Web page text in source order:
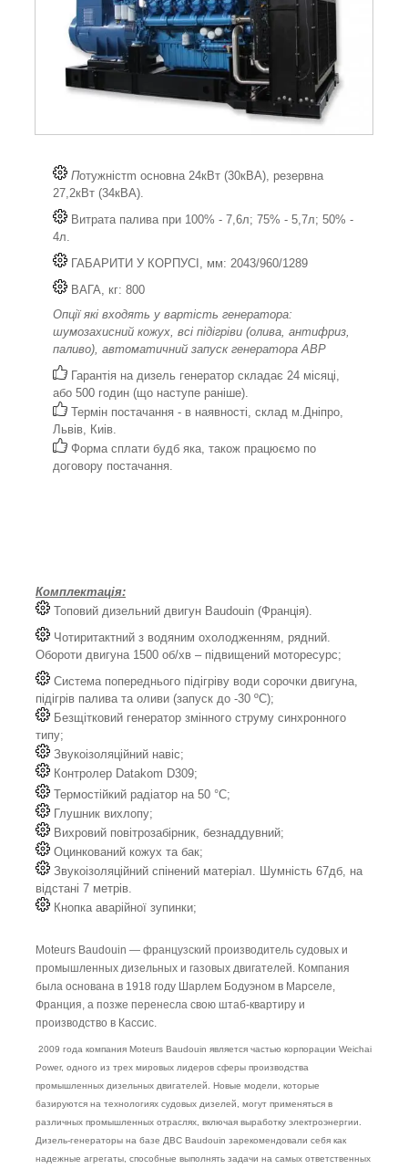
Потужністm основна 24кВт (30кВА), резервна
27,2кВт (34кВА).
Витрата палива при 100% - 7,6л; 75% - 5,7л; 50% -
4л.
ГАБАРИТИ У КОРПУСІ, мм: 2043/960/1289
ВАГА, кг: 800
Опції які входять у вартість генератора:
шумозахисний кожух, всі підігріви (олива, антифриз,
паливо), автоматичний запуск генератора АВР
Гарантія на дизель генератор складає 24 місяці,
або 500 годин (що наступе раніше).
Термін постачання - в наявності, склад м.Дніпро,
Львів, Киів.
Форма сплати будб яка, також працюємо по
договору постачання.
Комплектація:
Топовий дизельний двигун Baudouin (Франція).
Чотиритактний з водяним охолодженням, рядний.
Обороти двигуна 1500 об/хв – підвищений моторесурс;
Система попереднього підігріву води сорочки двигуна,
підігрів палива та оливи (запуск до -30 ºС);
Безщітковий генератор змінного струму синхронного
типу;
Звукоізоляційний навіс;
Контролер Datakom D309;
Термостійкий радіатор на 50 °C;
Глушник вихлопу;
Вихровий повітрозабірник, безнаддувний;
Оцинкований кожух та бак;
Звукоізоляційний спінений матеріал. Шумність 67дб, на
відстані 7 метрів.
Кнопка аварійної зупинки;
Moteurs Baudouin — французский производитель судовых и
промышленных дизельных и газовых двигателей. Компания
была основана в 1918 году Шарлем Бодуэном в Марселе,
Франция, а позже перенесла свою штаб-квартиру и
производство в Кассис.
2009 года компания Moteurs Baudouin является частью корпорации Weichai
Power, одного из трех мировых лидеров сферы производства
промышленных дизельных двигателей. Новые модели, которые
базируются на технологиях судовых дизелей, могут применяться в
различных промышленных отраслях, включая выработку электроэнергии.
Дизель-генераторы на базе ДВС Baudouin зарекомендовали себя как
надежные агрегаты, способные выполнять задачи на самых ответственных